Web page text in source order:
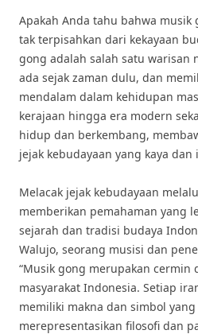
Apakah Anda tahu bahwa
tak terpisahkan dari kekayaan
gong adalah salah satu warisan
ada sejak zaman dulu, dan
mendalam dalam kehidupan
kerajaan hingga era modern
hidup dan berkembang,
jejak kebudayaan yang kaya dan
Melacak jejak kebudayaan
memberikan pemahaman yang
sejarah dan tradisi budaya
Walujo, seorang musisi dan
“Musik gong merupakan cermin
masyarakat Indonesia. Setiap
memiliki makna dan simbol
merepresentasikan filosofi dan